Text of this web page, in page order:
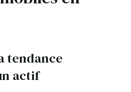
tendance
actif